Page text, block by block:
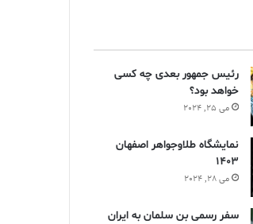
رئیس جمهور بعدی چه کسی
خواهد بود؟
می 25, 2024
نمایشگاه طلاوجواهر اصفهان
1403
می 28, 2024
سفر رسمی بن سلمان به ایران